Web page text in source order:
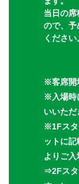
当日の
ので、予
ください
※客席開
※入場時
いいただ
※1Fスタ
ットに
よりご
⇒2Fスタ